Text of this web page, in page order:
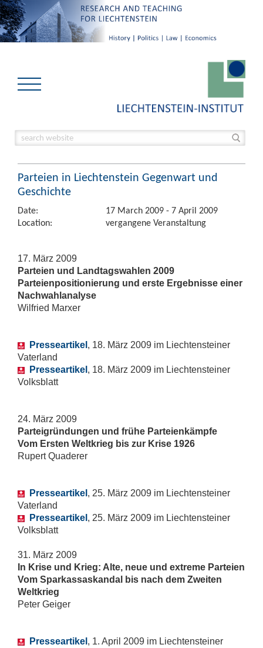
Parteien in Liechtenstein Gegenwart und
Geschichte
Date:
17 March 2009 - 7 April 2009
Location:
vergangene Veranstaltung
17. März 2009
Parteien und Landtagswahlen 2009
Parteienpositionierung und erste Ergebnisse einer
Nachwahlanalyse
Wilfried Marxer
Presseartikel , 18. März 2009 im Liechtensteiner
Vaterland
Presseartikel , 18. März 2009 im Liechtensteiner
Volksblatt
24. März 2009
Parteigründungen und frühe Parteienkämpfe
Vom Ersten Weltkrieg bis zur Krise 1926
Rupert Quaderer
Presseartikel , 25. März 2009 im Liechtensteiner
Vaterland
Presseartikel , 25. März 2009 im Liechtensteiner
Volksblatt
31. März 2009
In Krise und Krieg: Alte, neue und extreme Parteien
Vom Sparkassaskandal bis nach dem Zweiten
Weltkrieg
Peter Geiger
Presseartikel , 1. April 2009 im Liechtensteiner